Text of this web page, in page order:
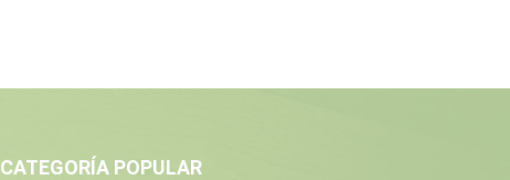
CATEGORÍA POPULAR